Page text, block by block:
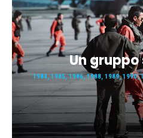
Un
1984 1985 1986,1988 1989,1990,